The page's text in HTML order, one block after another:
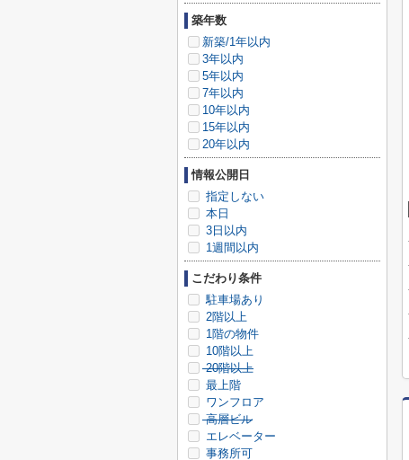
築年数
新築/1年以内
3年以内
5年以内
7年以内
10年以内
15年以内
20年以内
情報公開日
指定しない
本日
3日以内
1週間以内
こだわり条件
駐車場あり
2階以上
1階の物件
10階以上
20階以上
最上階
ワンフロア
高層ビル
エレベーター
事務所可